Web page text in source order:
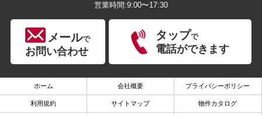
営業時間:9:00〜17:30
メールで
お問い合わせ
タップで
電話ができます
ホーム 会社概要 プライバシーポリシー
利用規約 サイトマップ 物件カタログ